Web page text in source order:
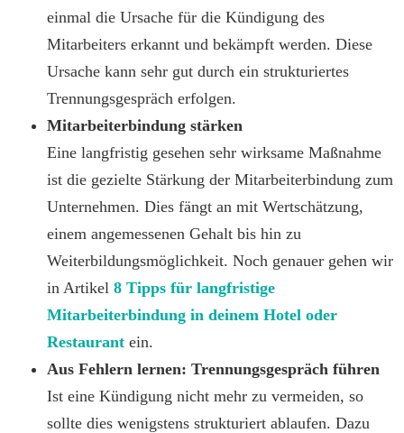
einmal die Ursache für die Kündigung des
Mitarbeiters erkannt und bekämpft werden. Diese
Ursache kann sehr gut durch ein strukturiertes
Trennungsgespräch erfolgen.
Mitarbeiterbindung stärken
Eine langfristig gesehen sehr wirksame Maßnahme
ist die gezielte Stärkung der Mitarbeiterbindung zum
Unternehmen. Dies fängt an mit Wertschätzung,
einem angemessenen Gehalt bis hin zu
Weiterbildungsmöglichkeit. Noch genauer gehen wir
in Artikel 8 Tipps für langfristige
Mitarbeiterbindung in deinem Hotel oder
Restaurant ein.
Aus Fehlern lernen: Trennungsgespräch führen
Ist eine Kündigung nicht mehr zu vermeiden, so
sollte dies wenigstens strukturiert ablaufen. Dazu